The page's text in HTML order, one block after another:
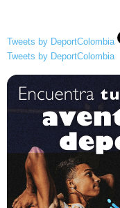
Tweets by DeportColombia
Tweets by DeportColombia